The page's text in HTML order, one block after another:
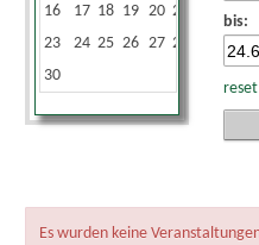
16
17 18 19 20 21
23
24 25 26 27 28
30
bis:
reset
Es wurden keine